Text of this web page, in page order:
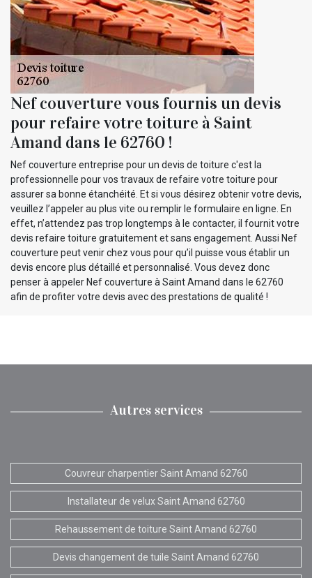
Nef couverture vous fournis un devis
pour refaire votre toiture à Saint
Amand dans le 62760 !
Nef couverture entreprise pour un devis de toiture c'est la
professionnelle pour vos travaux de refaire votre toiture pour
assurer sa bonne étanchéité. Et si vous désirez obtenir votre devis,
veuillez l’appeler au plus vite ou remplir le formulaire en ligne. En
effet, n’attendez pas trop longtemps à le contacter, il fournit votre
devis refaire toiture gratuitement et sans engagement. Aussi Nef
couverture peut venir chez vous pour qu’il puisse vous établir un
devis encore plus détaillé et personnalisé. Vous devez donc
penser à appeler Nef couverture à Saint Amand dans le 62760
afin de profiter votre devis avec des prestations de qualité !
Autres services
Couvreur charpentier Saint Amand 62760
Installateur de velux Saint Amand 62760
Rehaussement de toiture Saint Amand 62760
Devis changement de tuile Saint Amand 62760